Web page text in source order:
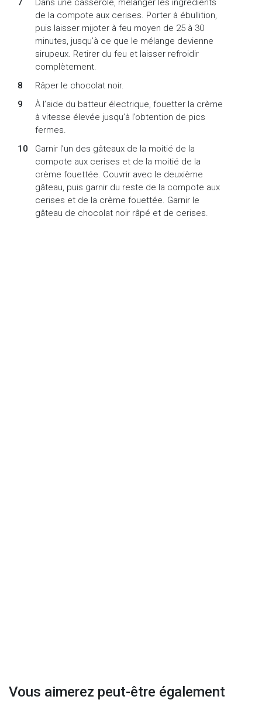
Dans une casserole, mélanger les ingrédients
de la compote aux cerises. Porter à ébullition,
puis laisser mijoter à feu moyen de 25 à 30
minutes, jusqu’à ce que le mélange devienne
sirupeux. Retirer du feu et laisser refroidir
complètement.
Râper le chocolat noir.
À l’aide du batteur électrique, fouetter la crème
à vitesse élevée jusqu’à l’obtention de pics
fermes.
Garnir l’un des gâteaux de la moitié de la
compote aux cerises et de la moitié de la
crème fouettée. Couvrir avec le deuxième
gâteau, puis garnir du reste de la compote aux
cerises et de la crème fouettée. Garnir le
gâteau de chocolat noir râpé et de cerises.
Vous aimerez peut-être également